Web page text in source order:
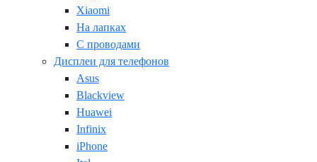
Xiaomi
На лапках
С проводами
Дисплеи для телефонов
Asus
Blackview
Huawei
Infinix
iPhone